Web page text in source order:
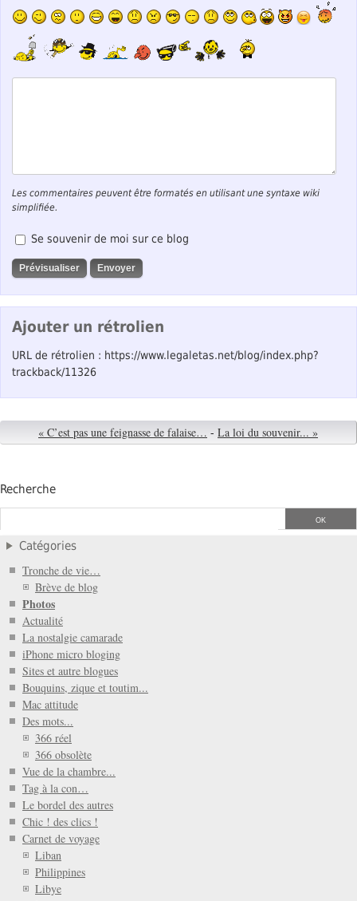
Les commentaires peuvent être formatés en utilisant une syntaxe wiki
simplifiée.
Se souvenir de moi sur ce blog
Ajouter un rétrolien
URL de rétrolien : https://www.legaletas.net/blog/index.php?
trackback/11326
« C’est pas une feignasse de falaise… - La loi du souvenir... »
Recherche
Catégories
Tronche de vie…
Brève de blog
Photos
Actualité
La nostalgie camarade
iPhone micro bloging
Sites et autre blogues
Bouquins, zique et toutim...
Mac attitude
Des mots...
366 réel
366 obsolète
Vue de la chambre...
Tag à la con…
Le bordel des autres
Chic ! des clics !
Carnet de voyage
Liban
Philippines
Libye